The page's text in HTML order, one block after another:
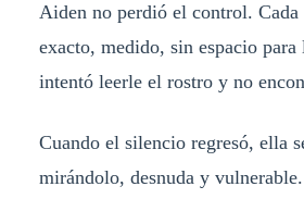
Aiden no perdió el control. Cada
exacto, medido, sin espacio
intentó leerle el rostro y no
Cuando el silencio regresó, ella
mirándolo, desnuda y